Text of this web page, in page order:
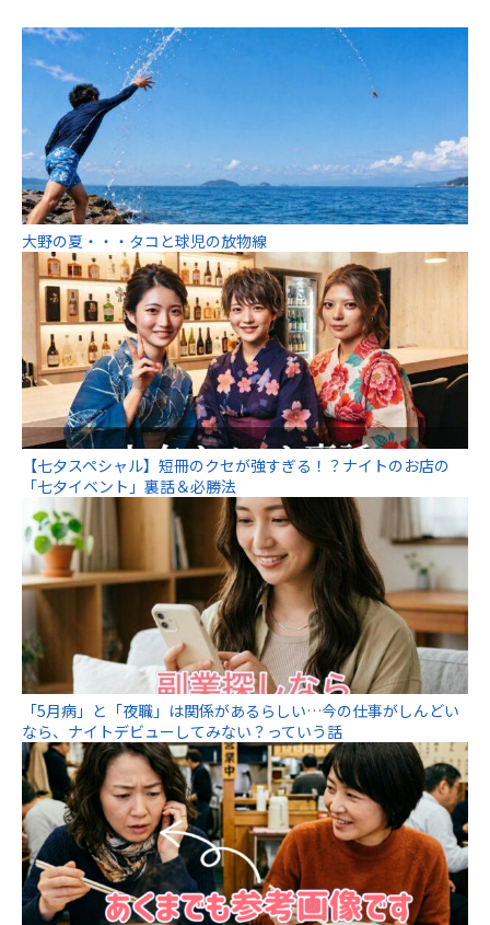
大野の夏・・・タコと球児の放物線
【七夕スペシャル】短冊のクセが強すぎる！？ナイトのお店の
「七夕イベント」裏話＆必勝法
「5月病」と「夜職」は関係があるらしい…今の仕事がしんどい
なら、ナイトデビューしてみない？っていう話